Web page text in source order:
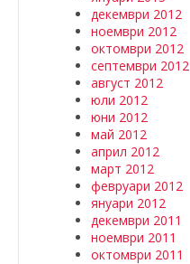
декември 2012
ноември 2012
октомври 2012
септември 2012
август 2012
юли 2012
юни 2012
май 2012
април 2012
март 2012
февруари 2012
януари 2012
декември 2011
ноември 2011
октомври 2011